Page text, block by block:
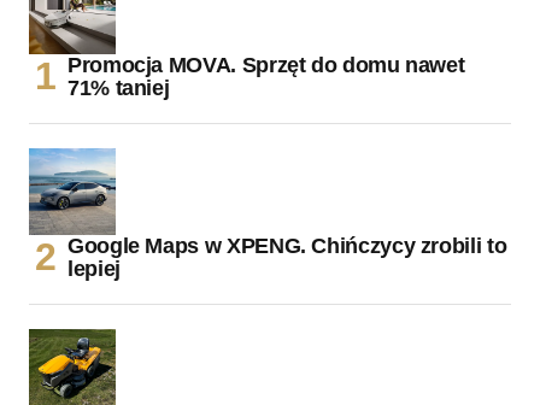
Promocja MOVA. Sprzęt do domu nawet
71% taniej
Google Maps w XPENG. Chińczycy zrobili to
lepiej